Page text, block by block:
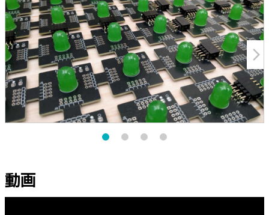
arrow_forward_ios
動画